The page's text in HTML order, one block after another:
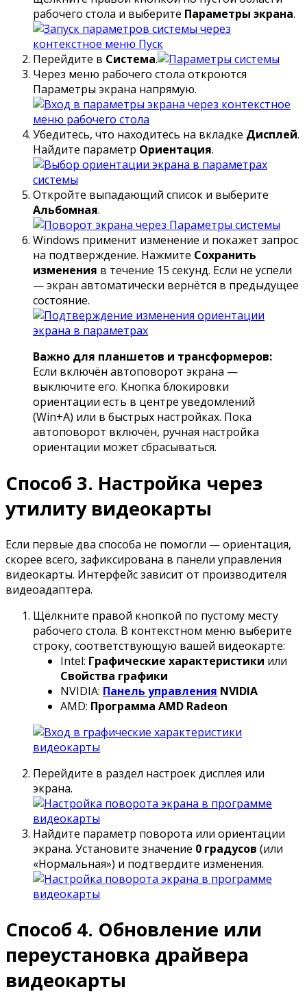
рабочего стола и выберите Параметры экрана.
Перейдите в Система.
Через меню рабочего стола откроются
Параметры экрана напрямую.
Убедитесь, что находитесь на вкладке Дисплей.
Найдите параметр Ориентация.
Откройте выпадающий список и выберите
Альбомная.
Windows применит изменение и покажет запрос
на подтверждение. Нажмите Сохранить
изменения в течение 15 секунд. Если не успели
— экран автоматически вернётся в предыдущее
состояние.
Важно для планшетов и трансформеров:
Если включён автоповорот экрана —
выключите его. Кнопка блокировки
ориентации есть в центре уведомлений
(Win+A) или в быстрых настройках. Пока
автоповорот включён, ручная настройка
ориентации может сбрасываться.
Способ 3. Настройка через
утилиту видеокарты
Если первые два способа не помогли — ориентация,
скорее всего, зафиксирована в панели управления
видеокарты. Интерфейс зависит от производителя
видеоадаптера.
Щёлкните правой кнопкой по пустому месту
рабочего стола. В контекстном меню выберите
строку, соответствующую вашей видеокарте:
Intel: Графические характеристики или
Свойства графики
NVIDIA: Панель управления NVIDIA
AMD: Программа AMD Radeon
Перейдите в раздел настроек дисплея или
экрана.
Найдите параметр поворота или ориентации
экрана. Установите значение 0 градусов (или
«Нормальная») и подтвердите изменения.
Способ 4. Обновление или
переустановка драйвера
видеокарты